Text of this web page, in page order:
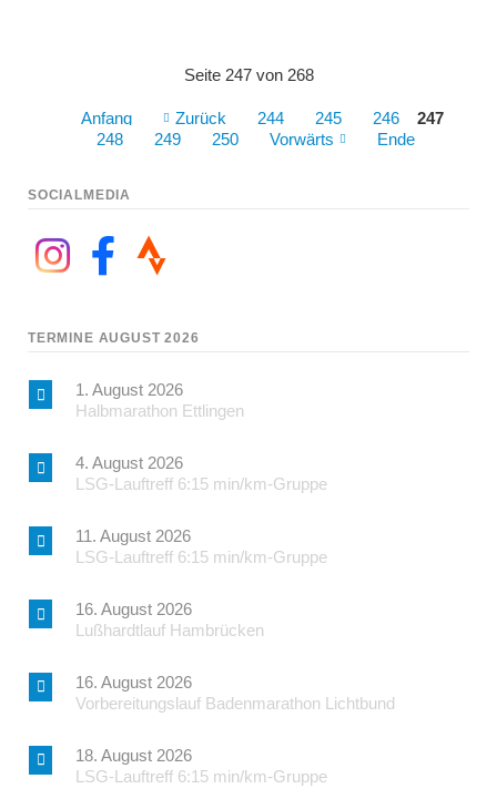
Seite 247 von 268
Anfang Zurück 244 245 246
247
248
249 250 Vorwärts Ende
SOCIALMEDIA
TERMINE AUGUST 2026
1. August 2026
Halbmarathon Ettlingen
4. August 2026
LSG-Lauftreff 6:15 min/km-Gruppe
11. August 2026
LSG-Lauftreff 6:15 min/km-Gruppe
16. August 2026
Lußhardtlauf Hambrücken
16. August 2026
Vorbereitungslauf Badenmarathon Lichtbund
18. August 2026
LSG-Lauftreff 6:15 min/km-Gruppe